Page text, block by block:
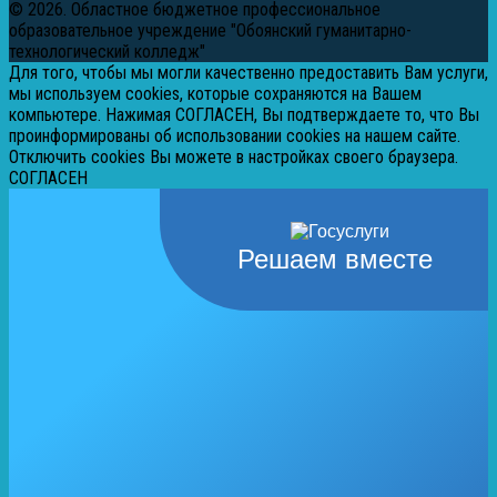
© 2026. Областное бюджетное профессиональное
образовательное учреждение "Обоянский гуманитарно-
технологический колледж"
Для того, чтобы мы могли качественно предоставить Вам услуги,
мы используем cookies, которые сохраняются на Вашем
компьютере. Нажимая СОГЛАСЕН, Вы подтверждаете то, что Вы
проинформированы об использовании cookies на нашем сайте.
Отключить cookies Вы можете в настройках своего браузера.
СОГЛАСЕН
Решаем вместе